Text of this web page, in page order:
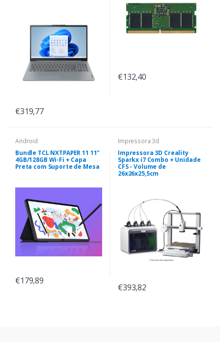
€319,77
€132,40
Android
Bundle TCL NXTPAPER 11 11"
4GB/128GB Wi-Fi + Capa
Preta com Suporte de Mesa
€179,89
Impressora 3d
Impressora 3D Creality
Sparkx i7 Combo + Unidade
CFS - Volume de
26x26x25,5cm
€393,82